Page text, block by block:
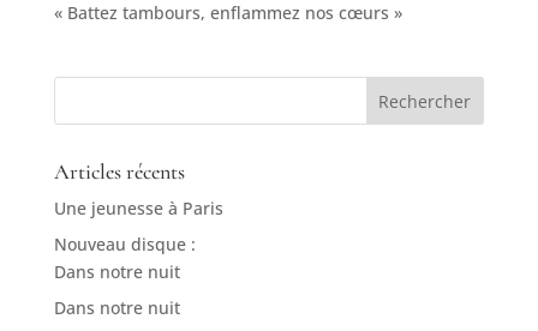
« Battez tambours, enflammez nos cœurs »
Articles récents
Une jeunesse à Paris
Nouveau disque :
Dans notre nuit
Dans notre nuit